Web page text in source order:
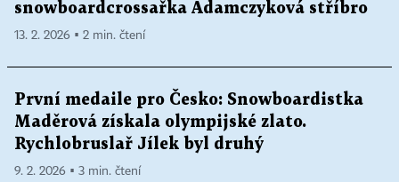
snowboardcrossařka Adamczyková stříbro
13. 2. 2026 ▪ 2 min. čtení
První medaile pro Česko: Snowboardistka
Maděrová získala olympijské zlato.
Rychlobruslař Jílek byl druhý
9. 2. 2026 ▪ 3 min. čtení